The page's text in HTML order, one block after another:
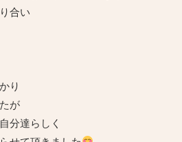
合い
り
が
分達らしく